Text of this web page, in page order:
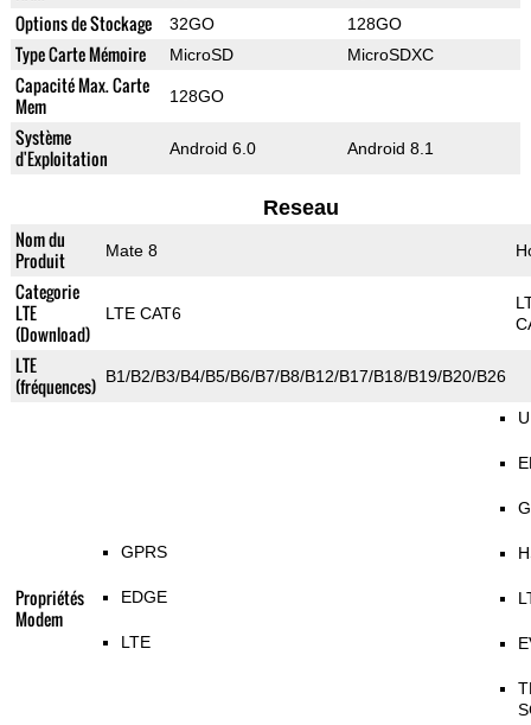
Options de Stockage 32GO 128GO
Type Carte Mémoire MicroSD MicroSDXC
Capacité Max. Carte
Mem
128GO
Système
d'Exploitation
Android 6.0 Android 8.1
Reseau
Nom du
Produit
Mate 8
Categorie
LTE
(Download)
LTE CAT6
LTE
(fréquences) B1/B2/B3/B4/B5/B6/B7/B8/B12/B17/B18/B19/B20/B26
Propriétés
Modem
GPRS
EDGE
LTE